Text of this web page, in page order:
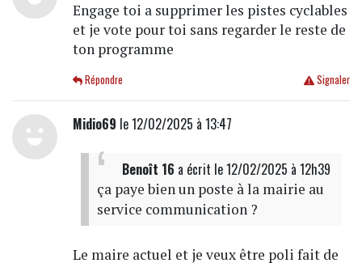
Engage toi a supprimer les pistes cyclables
et je vote pour toi sans regarder le reste de
ton programme
Signaler
Répondre
Midio69 le 12/02/2025 à 13:47
Benoît 16 a écrit le 12/02/2025 à 12h39
ça paye bien un poste à la mairie au
service communication ?
Le maire actuel et je veux être poli fait de